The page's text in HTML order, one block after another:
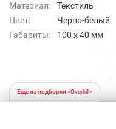
Материал:
Текстиль
Цвет:
Черно-белый
Габариты:
100 x 40 мм
Еще из подборки «Overkill»